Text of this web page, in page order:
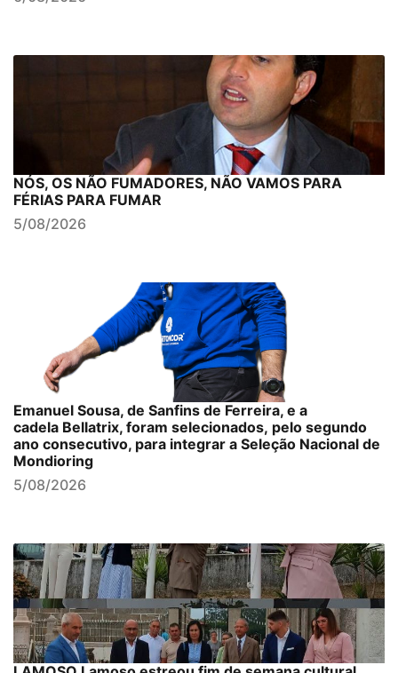
NÓS, OS NÃO FUMADORES, NÃO VAMOS PARA
FÉRIAS PARA FUMAR
5/08/2026
Emanuel Sousa, de Sanfins de Ferreira, e a
cadela Bellatrix, foram selecionados, pelo segundo
ano consecutivo, para integrar a Seleção Nacional de
Mondioring
5/08/2026